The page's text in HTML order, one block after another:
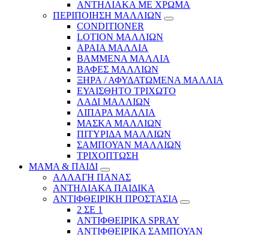
ΑΝΤΗΛΙΑΚΑ ΜΕ ΧΡΩΜΑ
ΠΕΡΙΠΟΙΗΣΗ ΜΑΛΛΙΩΝ
CONDITIONER
LOTION ΜΑΛΛΙΩΝ
ΑΡΑΙΑ ΜΑΛΛΙΑ
ΒΑΜΜΕΝΑ ΜΑΛΛΙΑ
ΒΑΦΕΣ ΜΑΛΛΙΩΝ
ΞΗΡΑ / ΑΦΥΔΑΤΩΜΕΝΑ ΜΑΛΛΙΑ
ΕΥΑΙΣΘΗΤΟ ΤΡΙΧΩΤΟ
ΛΑΔΙ ΜΑΛΛΙΩΝ
ΛΙΠΑΡΑ ΜΑΛΛΙΑ
ΜΑΣΚΑ ΜΑΛΛΙΩΝ
ΠΙΤΥΡΙΔΑ ΜΑΛΛΙΩΝ
ΣΑΜΠΟΥΑΝ ΜΑΛΛΙΩΝ
ΤΡΙΧΟΠΤΩΣΗ
ΜΑΜΑ & ΠΑΙΔΙ
ΑΛΛΑΓΗ ΠΑΝΑΣ
ΑΝΤΗΛΙΑΚΑ ΠΑΙΔΙΚΑ
ΑΝΤΙΦΘΕΙΡΙΚΗ ΠΡΟΣΤΑΣΙΑ
2 ΣΕ 1
ΑΝΤΙΦΘΕΙΡΙΚΑ SPRAY
ΑΝΤΙΦΘΕΙΡΙΚΑ ΣΑΜΠΟΥΑΝ